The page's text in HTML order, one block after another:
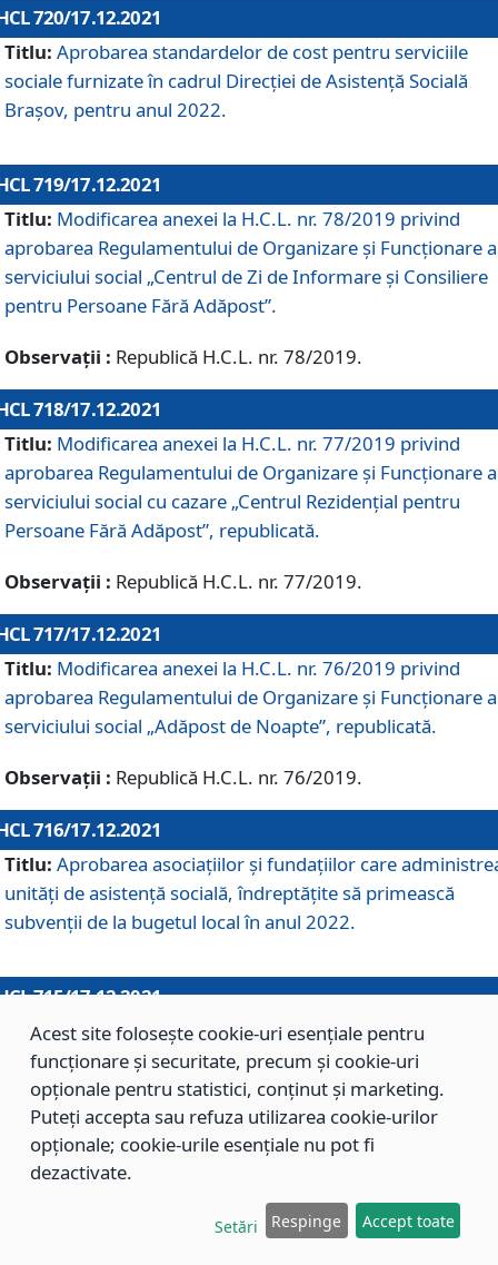
720/17.12.2021
Titlu: Aprobarea standardelor de cost pentru serviciile
sociale furnizate în cadrul Direcției de Asistență Socială
Brașov, pentru anul 2022.
719/17.12.2021
Titlu: Modificarea anexei la H.C.L. nr. 78/2019 privind
aprobarea Regulamentului de Organizare și Funcționare
serviciului social „Centrul de Zi de Informare şi Consiliere
pentru Persoane Fără Adăpost”.
Observații : Republică H.C.L. nr. 78/2019.
718/17.12.2021
Titlu: Modificarea anexei la H.C.L. nr. 77/2019 privind
aprobarea Regulamentului de Organizare și Funcționare
serviciului social cu cazare „Centrul Rezidențial pentru
Persoane Fără Adăpost”, republicată.
Observații : Republică H.C.L. nr. 77/2019.
717/17.12.2021
Titlu: Modificarea anexei la H.C.L. nr. 76/2019 privind
aprobarea Regulamentului de Organizare şi Funcționare
serviciului social „Adăpost de Noapte”, republicată.
Observații : Republică H.C.L. nr. 76/2019.
716/17.12.2021
Titlu: Aprobarea asociaţiilor şi fundaţiilor care
unităţi de asistenţă socială, îndreptăţite să primească
subvenţii de la bugetul local în anul 2022.
715/17.12.2021
Titlu: Aprobarea Planului de acţiuni sau lucrări de interes
local pentru anul 2022.
714/17.12.2021
Titlu: Modificarea Anexei la H.C.L. nr. 709/2020 privind
aprobarea Regulamentului de Organizare şi Funcţionare
Direcţiei de Asistenţă Socială Braşov.
Acest site folosește cookie-uri esențiale pentru
funcționare și securitate, precum și cookie-uri
opționale pentru statistici, conținut și marketing.
Puteți accepta sau refuza utilizarea cookie-urilor
opționale; cookie-urile esențiale nu pot fi
dezactivate.
Setări Respinge Accept toate